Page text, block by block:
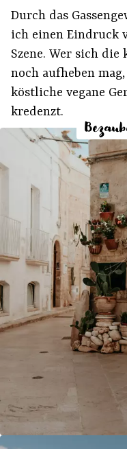
Durch das
ich einen Eindruck
Szene. Wer sich
noch aufheben
köstliche vegane
kredenzt.